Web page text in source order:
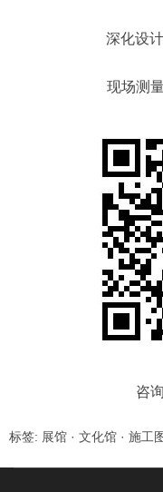
深化设
现场测
咨
标签: 展馆 · 文化馆 · 施工